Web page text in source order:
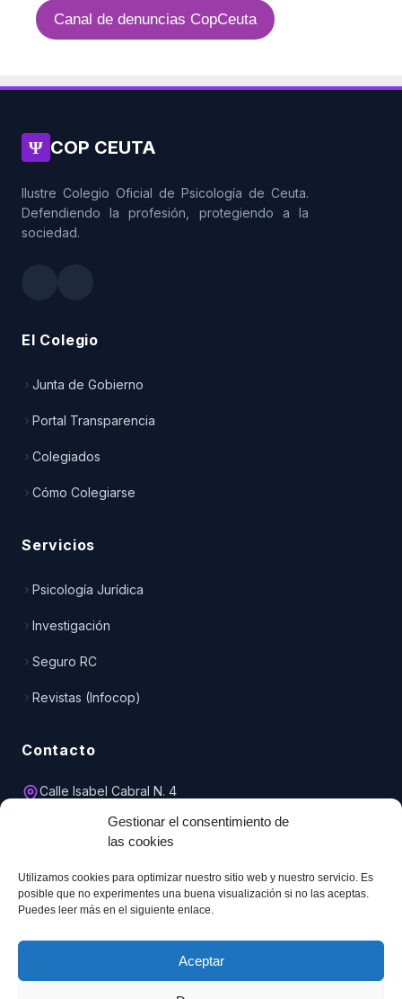
Gestionar el consentimiento de
las cookies
Utilizamos cookies para optimizar nuestro sitio web y nuestro servicio. Es
posible que no experimentes una buena visualización si no las aceptas.
Puedes leer más en el siguiente enlace.
Aceptar
Canal de denuncias CopCeuta
Ψ COP CEUTA
Ilustre Colegio Oficial de Psicología de Ceuta.
Defendiendo la profesión, protegiendo a la
sociedad.
El Colegio
Junta de Gobierno
Portal Transparencia
Colegiados
Cómo Colegiarse
Servicios
Psicología Jurídica
Investigación
Seguro RC
Revistas (Infocop)
Contacto
Calle Isabel Cabral N. 4
51001 Ceuta
620 387 348